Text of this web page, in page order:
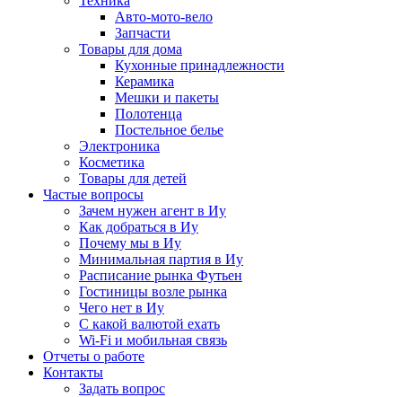
Авто-мото-вело
Запчасти
Товары для дома
Кухонные принадлежности
Керамика
Мешки и пакеты
Полотенца
Постельное белье
Электроника
Косметика
Товары для детей
Частые вопросы
Зачем нужен агент в Иу
Как добраться в Иу
Почему мы в Иу
Минимальная партия в Иу
Расписание рынка Футьен
Гостиницы возле рынка
Чего нет в Иу
С какой валютой ехать
Wi-Fi и мобильная связь
Отчеты о работе
Контакты
Задать вопрос